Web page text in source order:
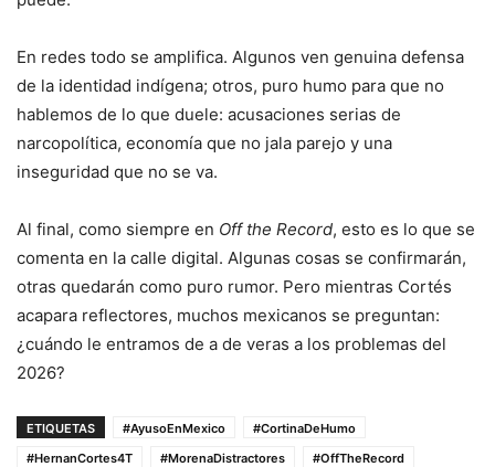
En redes todo se amplifica. Algunos ven genuina defensa
de la identidad indígena; otros, puro humo para que no
hablemos de lo que duele: acusaciones serias de
narcopolítica, economía que no jala parejo y una
inseguridad que no se va.
Al final, como siempre en Off the Record, esto es lo que se
comenta en la calle digital. Algunas cosas se confirmarán,
otras quedarán como puro rumor. Pero mientras Cortés
acapara reflectores, muchos mexicanos se preguntan:
¿cuándo le entramos de a de veras a los problemas del
2026?
ETIQUETAS #AyusoEnMexico
#CortinaDeHumo
#HernanCortes4T
#MorenaDistractores
#OffTheRecord